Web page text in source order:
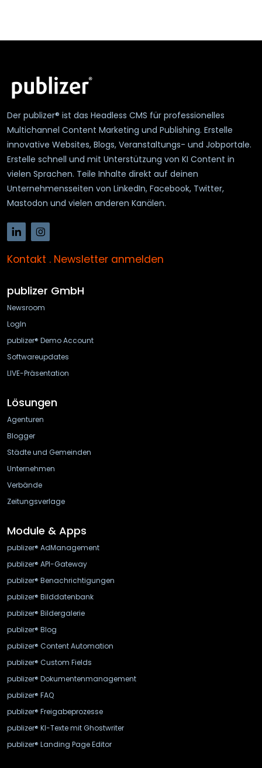
Der publizer® ist das Headless CMS für professionelles
Multichannel Content Marketing und Publishing. Erstelle
innovative Websites, Blogs, Veranstaltungs- und Jobportale.
Erstelle schnell und mit Unterstützung von KI Content in
vielen Sprachen. Teile Inhalte direkt auf deinen
Unternehmensseiten von LinkedIn, Facebook, Twitter,
Mastodon und vielen anderen Kanälen.
Kontakt . Newsletter anmelden
publizer GmbH
Newsroom
LogIn
publizer® Demo Account
Softwareupdates
LIVE-Präsentation
Lösungen
Agenturen
Blogger
Städte und Gemeinden
Unternehmen
Verbände
Zeitungsverlage
Module & Apps
publizer® AdManagement
publizer® API-Gateway
publizer® Benachrichtigungen
publizer® Bilddatenbank
publizer® Bildergalerie
publizer® Blog
publizer® Content Automation
publizer® Custom Fields
publizer® Dokumentenmanagement
publizer® FAQ
publizer® Freigabeprozesse
publizer® KI-Texte mit Ghostwriter
publizer® Landing Page Editor